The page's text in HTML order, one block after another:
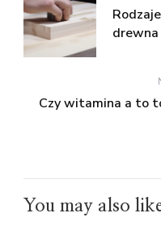
Czy witamina a to
You may also